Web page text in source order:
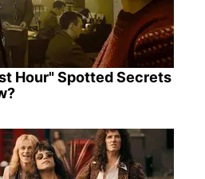
Hour" Spotted Secrets